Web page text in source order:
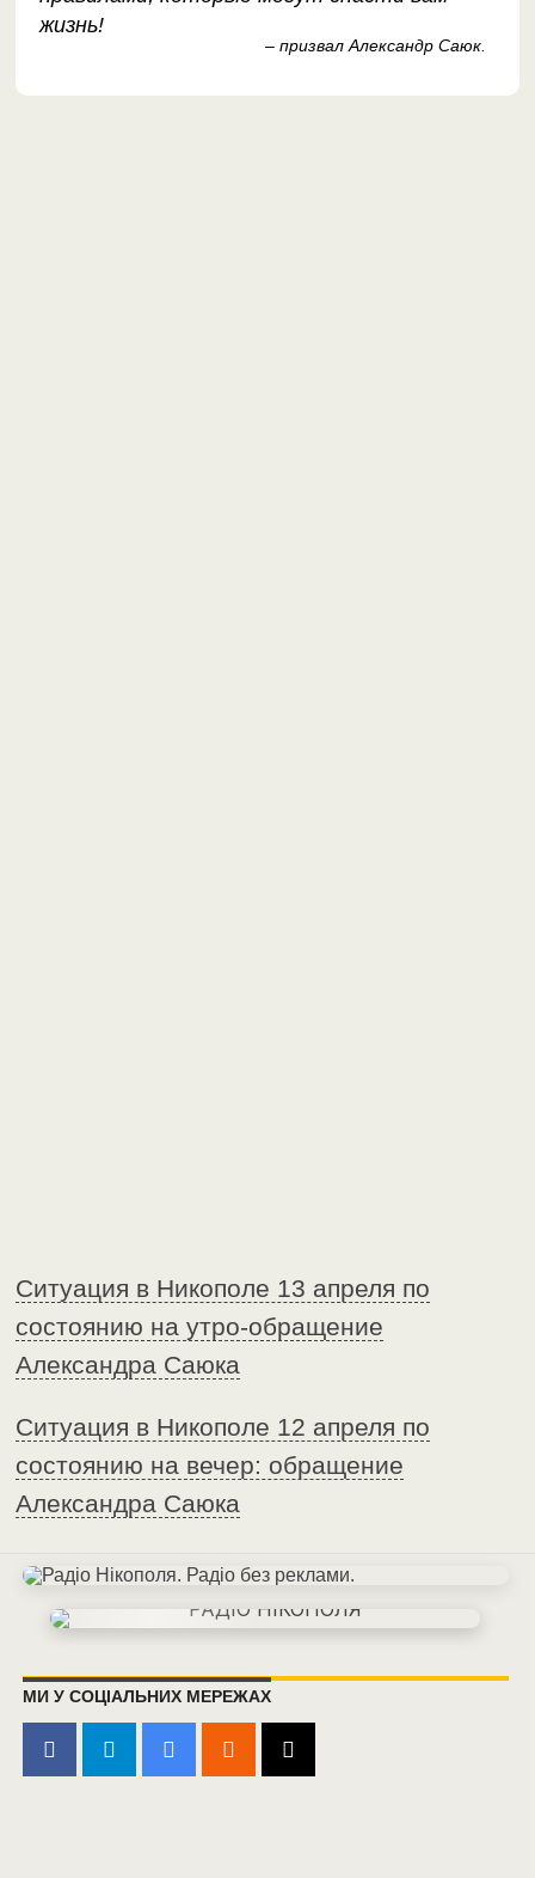
жизнь!
– призвал Александр Саюк.
Ситуация в Никополе 13 апреля по
состоянию на утро-обращение
Александра Саюка
Ситуация в Никополе 12 апреля по
состоянию на вечер: обращение
Александра Саюка
МИ У СОЦІАЛЬНИХ МЕРЕЖАХ